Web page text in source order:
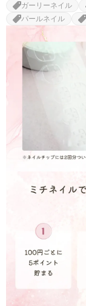
ガーリーネイル
パールネイル